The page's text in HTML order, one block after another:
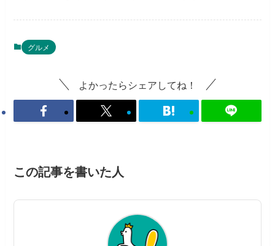
グルメ
よかったらシェアしてね！
この記事を書いた人